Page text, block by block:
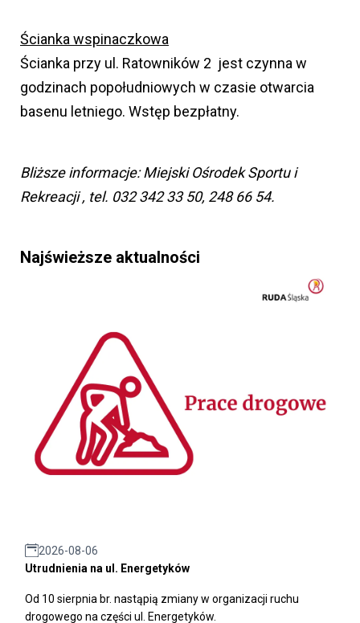
Ścianka wspinaczkowa
Ścianka przy ul. Ratowników 2 jest czynna w
godzinach popołudniowych w czasie otwarcia
basenu letniego. Wstęp bezpłatny.
Bliższe informacje: Miejski Ośrodek Sportu i
Rekreacji , tel. 032 342 33 50, 248 66 54.
Najświeższe aktualności
2026-08-06
Utrudnienia na ul. Energetyków
Od 10 sierpnia br. nastąpią zmiany w organizacji ruchu
drogowego na części ul. Energetyków.